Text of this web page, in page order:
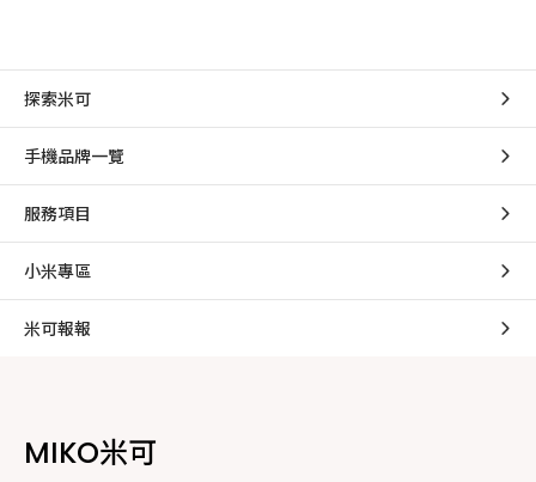
探索米可
手機品牌一覽
服務項目
小米專區
米可報報
MIKO米可